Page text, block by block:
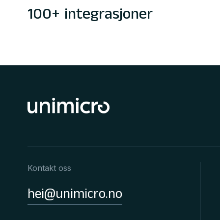
100+ integrasjoner
Kontakt oss
hei@unimicro.no